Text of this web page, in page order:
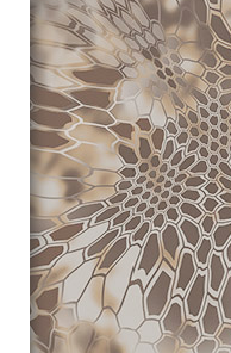
КАМУФЛЯЖ ОРУЖИЯ
DURACOAT RUSSIAN ARMY
11,999.00 р. В корзину